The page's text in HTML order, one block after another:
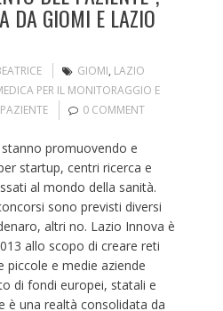
DA GIOMI E LAZIO
GIOMI, LAZIO
PER IL MONITORAGGIO E
0 COMMENT
promuovendo e
startup, centri ricerca e
al mondo della sanità.
sono previsti diversi
altri no. Lazio Innova è
allo scopo di creare reti
piccole e medie aziende
di fondi europei, statali e
è una realtà consolidata da